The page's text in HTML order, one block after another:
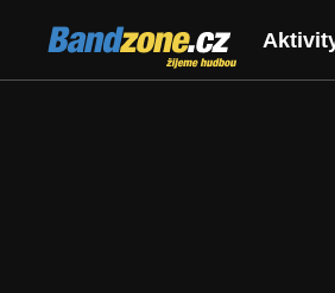
Bandzone.cz
žijeme hudbou